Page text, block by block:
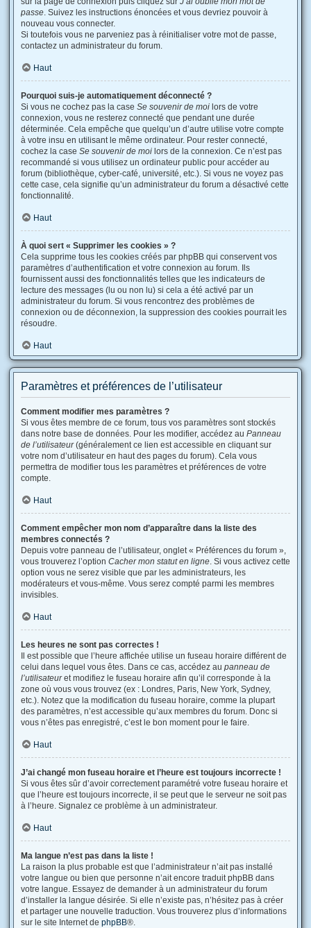
passe. Suivez les instructions énoncées et vous devriez pouvoir à
nouveau vous connecter.
Si toutefois vous ne parveniez pas à réinitialiser votre mot de passe,
contactez un administrateur du forum.
Haut
Pourquoi suis-je automatiquement déconnecté ?
Si vous ne cochez pas la case Se souvenir de moi lors de votre
connexion, vous ne resterez connecté que pendant une durée
déterminée. Cela empêche que quelqu’un d’autre utilise votre compte
à votre insu en utilisant le même ordinateur. Pour rester connecté,
cochez la case Se souvenir de moi lors de la connexion. Ce n’est pas
recommandé si vous utilisez un ordinateur public pour accéder au
forum (bibliothèque, cyber-café, université, etc.). Si vous ne voyez pas
cette case, cela signifie qu’un administrateur du forum a désactivé cette
fonctionnalité.
Haut
À quoi sert « Supprimer les cookies » ?
Cela supprime tous les cookies créés par phpBB qui conservent vos
paramètres d’authentification et votre connexion au forum. Ils
fournissent aussi des fonctionnalités telles que les indicateurs de
lecture des messages (lu ou non lu) si cela a été activé par un
administrateur du forum. Si vous rencontrez des problèmes de
connexion ou de déconnexion, la suppression des cookies pourrait les
résoudre.
Haut
Paramètres et préférences de l’utilisateur
Comment modifier mes paramètres ?
Si vous êtes membre de ce forum, tous vos paramètres sont stockés
dans notre base de données. Pour les modifier, accédez au Panneau
de l’utilisateur(généralement ce lien est accessible en cliquant sur
votre nom d’utilisateur en haut des pages du forum). Cela vous
permettra de modifier tous les paramètres et préférences de votre
compte.
Haut
Comment empêcher mon nom d’apparaître dans la liste des
membres connectés ?
Depuis votre panneau de l’utilisateur, onglet « Préférences du forum »,
vous trouverez l’option Cacher mon statut en ligne. Si vous activez cette
option vous ne serez visible que par les administrateurs, les
modérateurs et vous-même. Vous serez compté parmi les membres
invisibles.
Haut
Les heures ne sont pas correctes !
Il est possible que l’heure affichée utilise un fuseau horaire différent de
celui dans lequel vous êtes. Dans ce cas, accédez au panneau de
l’utilisateuret modifiez le fuseau horaire afin qu’il corresponde à la
zone où vous vous trouvez (ex : Londres, Paris, New York, Sydney,
etc.). Notez que la modification du fuseau horaire, comme la plupart
des paramètres, n’est accessible qu’aux membres du forum. Donc si
vous n’êtes pas enregistré, c’est le bon moment pour le faire.
Haut
J’ai changé mon fuseau horaire et l’heure est toujours incorrecte !
Si vous êtes sûr d’avoir correctement paramétré votre fuseau horaire et
que l’heure est toujours incorrecte, il se peut que le serveur ne soit pas
à l’heure. Signalez ce problème à un administrateur.
Haut
Ma langue n’est pas dans la liste !
La raison la plus probable est que l’administrateur n’ait pas installé
votre langue ou bien que personne n’ait encore traduit phpBB dans
votre langue. Essayez de demander à un administrateur du forum
d’installer la langue désirée. Si elle n’existe pas, n’hésitez pas à créer
et partager une nouvelle traduction. Vous trouverez plus d’informations
sur le site Internet de phpBB®.